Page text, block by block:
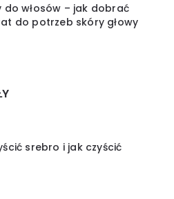
do włosów – jak dobrać
do potrzeb skóry głowy
srebro i jak czyścić